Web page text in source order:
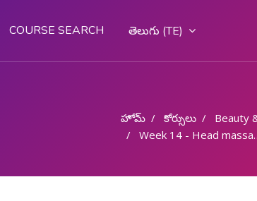
COURSE SEARCH తెలుగు ‎(TE)‎
హోమ్ కోర్సులు
Beauty
Week 14 - Head massage